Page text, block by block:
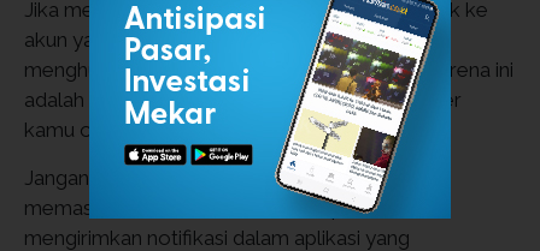
Jika menerima peringatan tentang upaya masuk ke
akun yang mencurigakan, maka anda perlu
menghubungi SPayLater
Customer Servicekarena ini
adalah percobaan pengambilan akun SPayLater
kamu oleh pelaku kejahatan.
Jangan panik dan tetap tenang karena untuk
memastikan keamanan akun, Shopee akan
mengirimkan notifikasi dalam aplikasi yang